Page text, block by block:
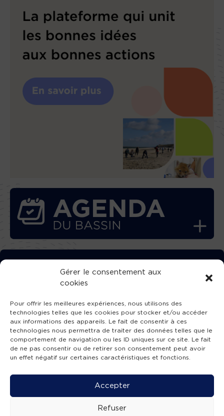
Gérer le consentement aux
cookies
Pour offrir les meilleures expériences, nous utilisons des
technologies telles que les cookies pour stocker et/ou accéder
aux informations des appareils. Le fait de consentir à ces
technologies nous permettra de traiter des données telles que le
comportement de navigation ou les ID uniques sur ce site. Le fait
de ne pas consentir ou de retirer son consentement peut avoir
un effet négatif sur certaines caractéristiques et fonctions.
Accepter
Refuser
TÉLÉCHARGEZ GRATUITEMENT
L’APPLICATION TVBA !
SUIVEZ-NOUS !
Mentions légales -Accessibilité